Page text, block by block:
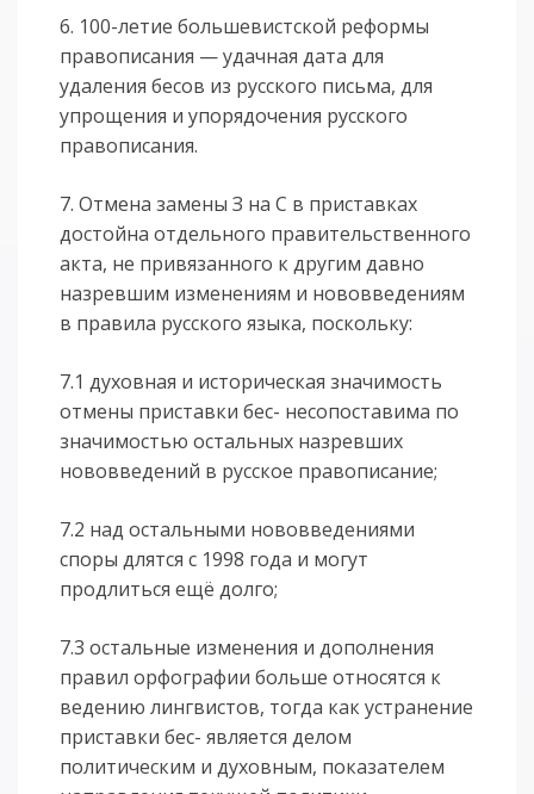
6. 100-летие большевистской реформы
правописания — удачная дата для
удаления бесов из русского письма, для
упрощения и упорядочения русского
правописания.
7. Отмена замены З на С в приставках
достойна отдельного правительственного
акта, не привязанного к другим давно
назревшим изменениям и нововведениям
в правила русского языка, поскольку:
7.1 духовная и историческая значимость
отмены приставки бес- несопоставима по
значимостью остальных назревших
нововведений в русское правописание;
7.2 над остальными нововведениями
споры длятся с 1998 года и могут
продлиться ещё долго;
7.3 остальные изменения и дополнения
правил орфографии больше относятся к
ведению лингвистов, тогда как устранение
приставки бес- является делом
политическим и духовным, показателем